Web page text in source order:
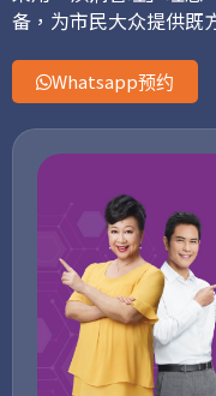
备，为市民大众提供既
Whatsapp预约